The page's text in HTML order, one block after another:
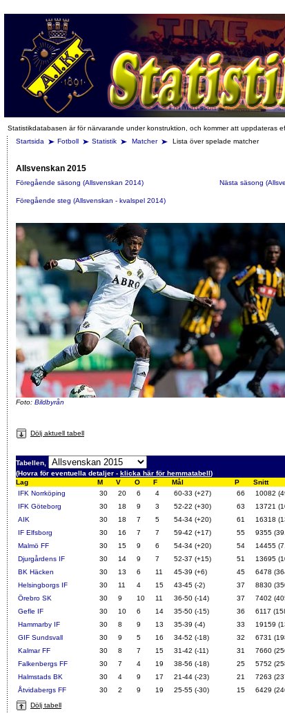
Statistikdatabasen är för närvarande under konstruktion, och kommer att uppdateras
Startsida
Fotboll Statistik Matcher Lista över spelade matcher
Allsvenskan 2015
Föregående säsong (Allsvenskan 2014) Nästa säsong
Föregående steg (Allsvenskan - kvalspel 2014)
Foto: Bildbyrån
Dölj aktuell tabell
Tabellen,
(Hovra för eventuella detaljer - klicka här för hemmatabell)
Lag
M V O F Mål P
Snitt
IFK Norrköping
30 20 6 4 60-33 (+27) 66 10082
IFK Göteborg
30 18 9 3 52-22 (+30) 63 13721
AIK
30 18 7 5 54-34 (+20) 61 16318
IF Elfsborg
30 16 7 7 59-42 (+17) 55 9355
Malmö FF
30 15 9 6 54-34 (+20) 54 14455
Djurgårdens IF
30 14 9 7 52-37 (+15) 51 13695
BK Häcken
30 13 6 11 45-39 (+6) 45 6478
Helsingborgs IF
30 11 4 15 43-45 (-2) 37 8830
Örebro SK
30 9 10 11 36-50 (-14) 37 7402
Gefle IF
30 10 6 14 35-50 (-15) 36 6117
Hammarby IF
30 8 9 13 35-39 (-4) 33 19159
GIF Sundsvall
30 9 5 16 34-52 (-18) 32 6731
Kalmar FF
30 8 7 15 31-42 (-11) 31 7660
Falkenbergs FF
30 7 4 19 38-56 (-18) 25 5752
Halmstads BK
30 4 9 17 21-44 (-23) 21 7263
Åtvidabergs FF
30 2 9 19 25-55 (-30) 15 6429
Dölj tabell